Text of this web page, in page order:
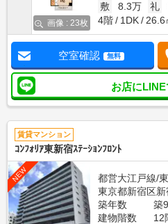
画像 : 23枚
敷
8.3万 礼
4階
1DK 26.6
空室確認 無料
お店に
賃貸マンション
ｺﾝﾌｫﾘｱ東新宿ｽﾃｰｼｮﾝﾌﾛﾝﾄ
NEW
都営大江戸線/
東京都新宿区新
築年数
築
建物階数
12